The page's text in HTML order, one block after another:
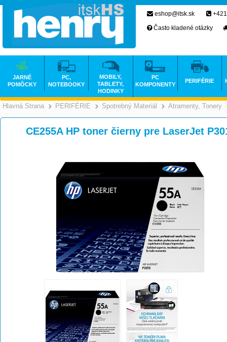
Hlavná Strana >
PERIFÉRIE >
Spotrebný Materiál >
Atramenty, Tonery
CE255A HP toner čierny pre LaserJet
eshop@itsk.sk
Často kladené otázky
JARNÉ
POMÔCKY
PC,
NOTEBOOKY
MOBILY,
TABLETY,
HODINKY
PC
KOMPONENTY
PERIFÉRIE